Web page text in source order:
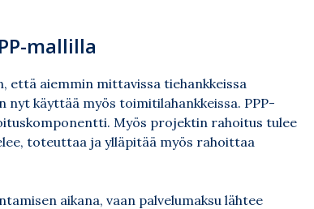
mallilla
että aiemmin mittavissa tiehankkeissa
nyt käyttää myös toimitilahankkeissa. PPP-
Myös projektin rahoitus tulee
toteuttaa ja ylläpitää myös rahoittaa
aikana, vaan palvelumaksu lähtee